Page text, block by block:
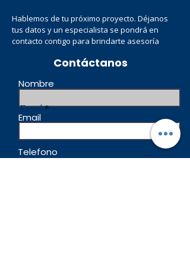
Hablemos de tu próximo proyecto. Déjanos
tus datos y un especialista se pondrá en
contacto contigo para brindarte asesoría
Contáctanos
Nombre
Email
Email
Teléfono
Telefono